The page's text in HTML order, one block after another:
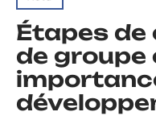
Étapes
de groupe